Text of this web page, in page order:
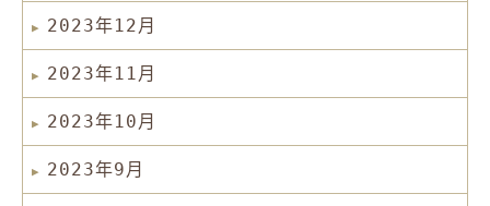
2023年12月
2023年11月
2023年10月
2023年9月